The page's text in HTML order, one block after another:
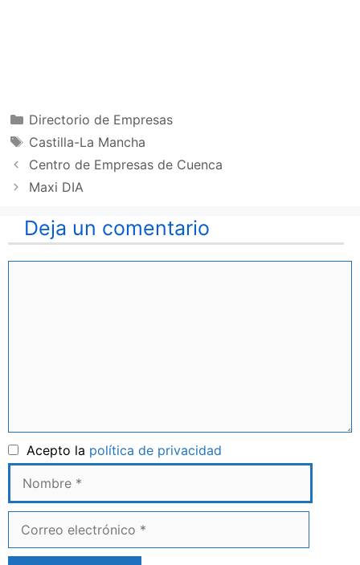
Categorías
Directorio de Empresas
Etiquetas
Castilla-La Mancha
Centro de Empresas de Cuenca
Maxi DIA
Deja un comentario
Acepto la política de privacidad